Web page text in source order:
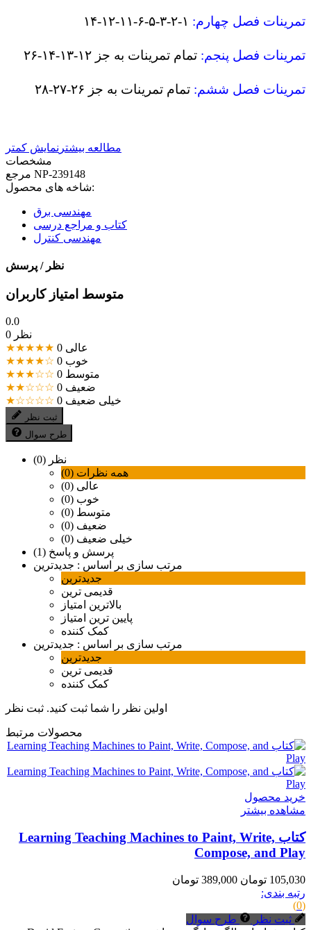
تمرینات فصل چهارم: ۱-۲-۳-۵-۶-۱۱-۱۲-۱۴
تمرینات فصل پنجم: تمام تمرینات به جز ۱۲-۱۳-۱۴-۲۶
تمرینات فصل ششم: تمام تمرینات به جز ۲۶-۲۷-۲۸
مطالعه بیشتر نمایش کمتر
مشخصات
NP-239148
شاخه های محصول:
مهندسی برق
کتاب و مراجع درسی
مهندسی کنترل
نظر / پرسش
متوسط امتیاز کاربران
0.0
0 نظر
★★★★★
عالی 0
★★★★☆
خوب 0
★★★☆☆
متوسط 0
★★☆☆☆
ضعیف 0
★☆☆☆☆
خیلی ضعیف 0
ثبت نظر
طرح سوال
نظر (0)
همه نظرات (0)
عالی (0)
خوب (0)
متوسط (0)
ضعیف (0)
خیلی ضعیف (0)
پرسش و پاسخ (1)
مرتب سازی بر اساس : جدیدترین
جدیدترین
قدیمی ترین
بالاترین امتیاز
پایین ترین امتیاز
کمک کننده
مرتب سازی بر اساس : جدیدترین
جدیدترین
قدیمی ترین
کمک کننده
اولین نظر را شما ثبت کنید. ثبت نظر
محصولات مرتبط
خرید محصول
مشاهده بیشتر
کتاب Learning Teaching Machines to Paint, Write,
Compose, and Play
105,030 تومان
389,000 تومان
رتبه بندی:
(0)
ثبت نظر
طرح سوال